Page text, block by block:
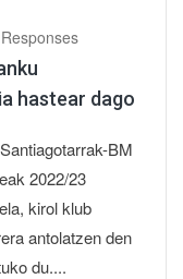
hastear dago
BM
2022/23
kirol klub
antolatzen den
du....